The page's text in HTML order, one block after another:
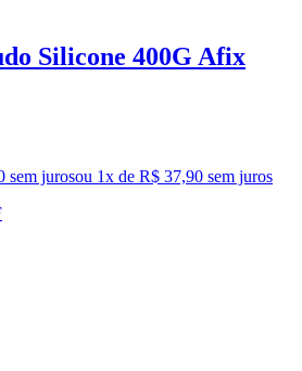
Silicone 400G Afix
sem jurosou 1x de R$ 37,90 sem juros